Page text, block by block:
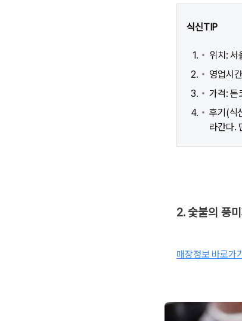
식신TIP
위치: 서
영업시
가격:
후기(식
라간다.
2. 숯불의 풍
매장정보 바로가